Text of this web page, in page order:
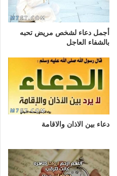
أجمل دعاء لشخص مريض تحبه
بالشفاء العاجل
دعاء بين الاذان والاقامة